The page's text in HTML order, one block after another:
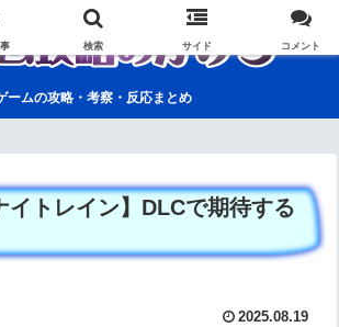
ームの攻略・考察・反応まとめ
イトレイン】DLCで期待する
2025.08.19
検索 サイド コメント